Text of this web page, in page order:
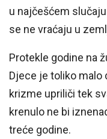
u najčešćem
se ne vraćaju u
Protekle godine na
Djece je toliko malo
krizme upriliči tek
krenulo ne bi
treće godine.